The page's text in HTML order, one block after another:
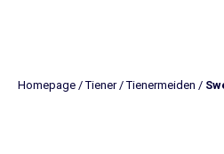
Homepage /Tiener/Tienermeiden /